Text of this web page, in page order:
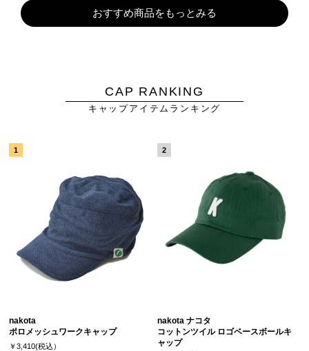
おすすめ商品をもっとみる
CAP RANKING
キャップアイテムランキング
nakota
ポロメッシュワークキャップ
￥3,410(税込）
nakota ナコタ
コットンツイル ロゴベースボールキ
ャップ